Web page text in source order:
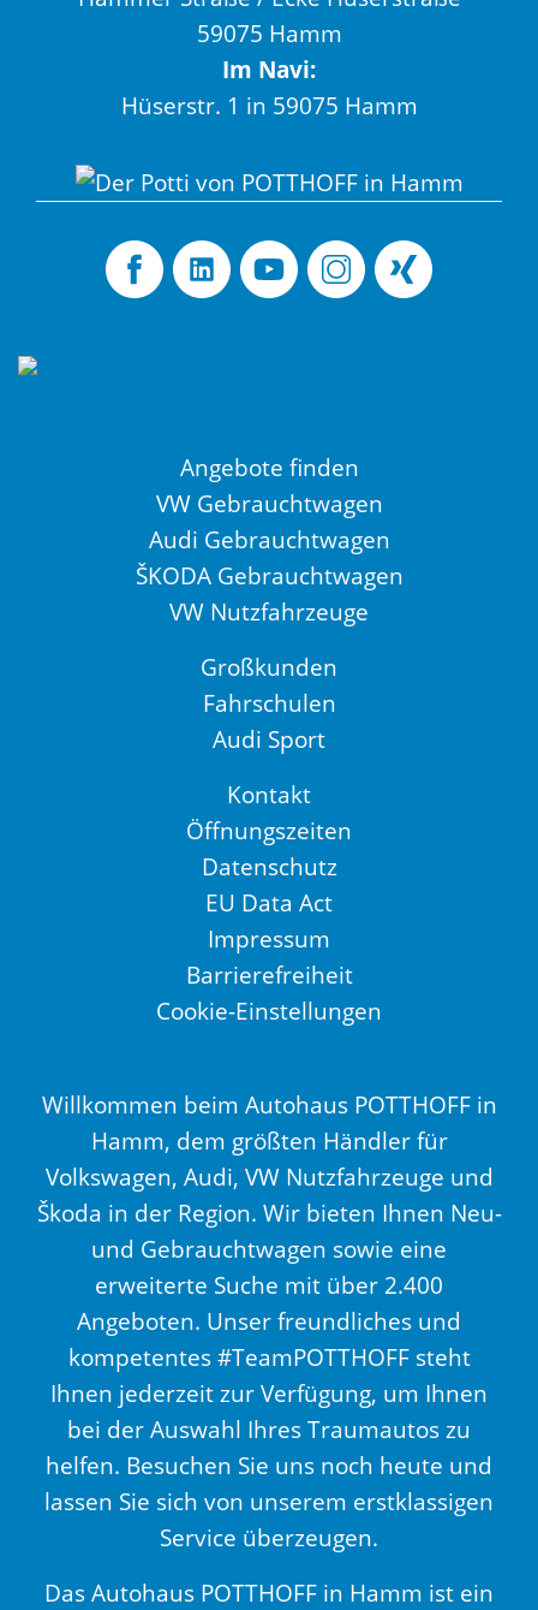
59075 Hamm
Im Navi:
Hüserstr. 1 in 59075 Hamm
Angebote finden
VW Gebrauchtwagen
Audi Gebrauchtwagen
ŠKODA Gebrauchtwagen
VW Nutzfahrzeuge
Großkunden
Fahrschulen
Audi Sport
Kontakt
Öffnungszeiten
Datenschutz
EU Data Act
Impressum
Barrierefreiheit
Cookie-Einstellungen
Willkommen beim Autohaus POTTHOFF in
Hamm, dem größten Händler für
Volkswagen, Audi, VW Nutzfahrzeuge und
Škoda in der Region. Wir bieten Ihnen Neu-
und Gebrauchtwagen sowie eine
erweiterte Suche mit über 2.400
Angeboten. Unser freundliches und
kompetentes #TeamPOTTHOFF steht
Ihnen jederzeit zur Verfügung, um Ihnen
bei der Auswahl Ihres Traumautos zu
helfen. Besuchen Sie uns noch heute und
lassen Sie sich von unserem erstklassigen
Service überzeugen.
Das Autohaus POTTHOFF in Hamm ist ein